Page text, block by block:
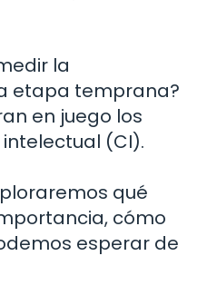
la
etapa temprana?
en juego los
(CI).
qué
cómo
esperar de